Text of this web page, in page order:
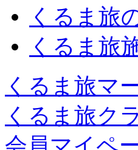
くるま旅
くるま旅
くるま旅マ
くるま旅ク